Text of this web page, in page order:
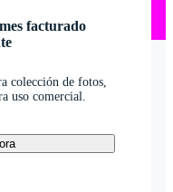
facturado
colección de fotos,
uso comercial.